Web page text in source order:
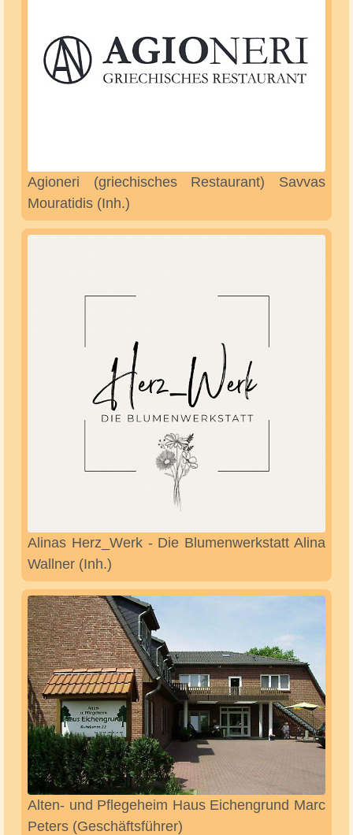
Agioneri (griechisches Restaurant) Savvas
Mouratidis (Inh.)
Alinas Herz_Werk - Die Blumenwerkstatt Alina
Wallner (Inh.)
Alten- und Pflegeheim Haus Eichengrund Marc
Peters (Geschäftsführer)